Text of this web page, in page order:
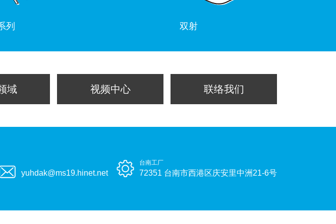
列 双射
域 视频中心 联络我们
yuhdak@ms19.hinet.net
台南工厂
72351 台南市西港区庆安里中洲21-6号